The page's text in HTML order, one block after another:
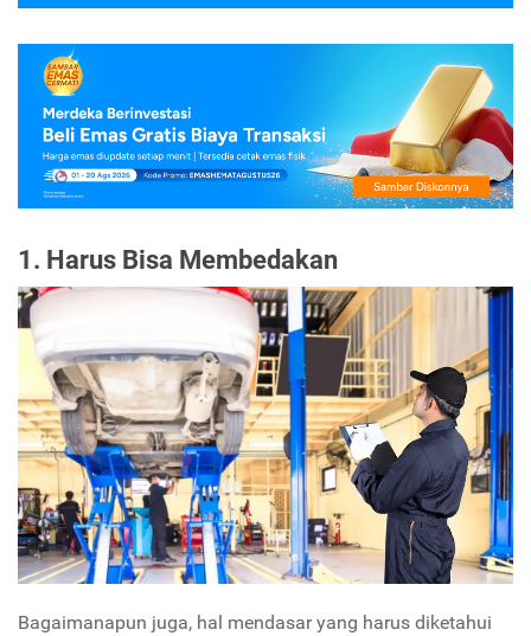
1. Harus Bisa Membedakan
Bagaimanapun juga, hal mendasar yang harus diketahui